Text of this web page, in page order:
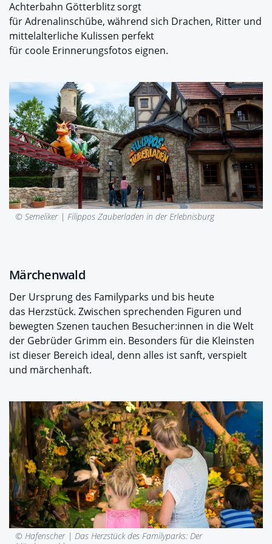
Achterbahn Götterblitz sorgt
für Adrenalinschübe, während sich Drachen, Ritter und
mittelalterliche Kulissen perfekt
für coole Erinnerungsfotos eignen.
© Semeliker | Filippos Zauberladen in der Erlebnisburg
Märchenwald
Der Ursprung des Familyparks und bis heute
das Herzstück. Zwischen sprechenden Figuren und
bewegten Szenen tauchen Besucher:innen in die Welt
der Gebrüder Grimm ein. Besonders für die Kleinsten
ist dieser Bereich ideal, denn alles ist sanft, verspielt
und märchenhaft.
© Hafenscher | Das Herzstück des Familyparks: Der